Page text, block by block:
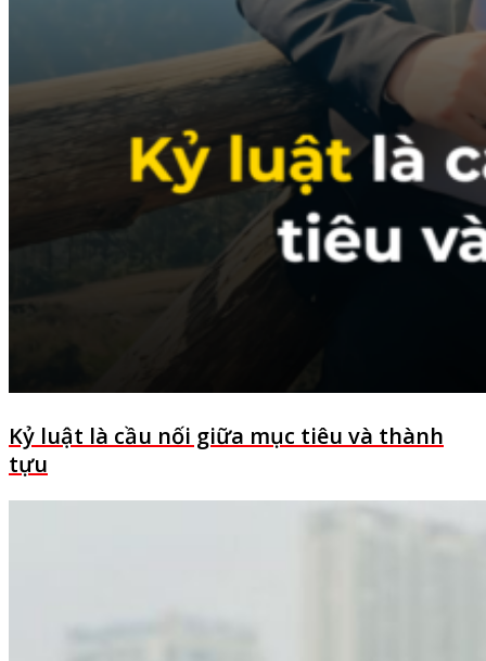
Kỷ luật là cầu nối giữa mục tiêu và thành
tựu